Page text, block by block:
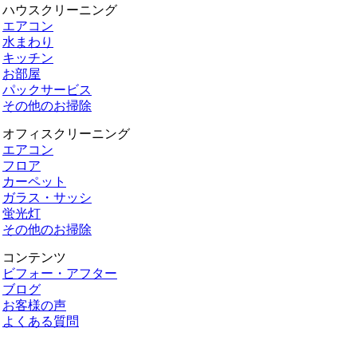
ハウスクリーニング
エアコン
水まわり
キッチン
お部屋
パックサービス
その他のお掃除
オフィスクリーニング
エアコン
フロア
カーペット
ガラス・サッシ
蛍光灯
その他のお掃除
コンテンツ
ビフォー・アフター
ブログ
お客様の声
よくある質問